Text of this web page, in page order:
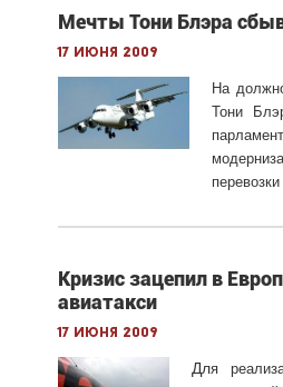
Мечты Тони Блэра
17 июня 2009
На
Тони
Кризис зацепил в
авиатакси
17 июня 2009
Для